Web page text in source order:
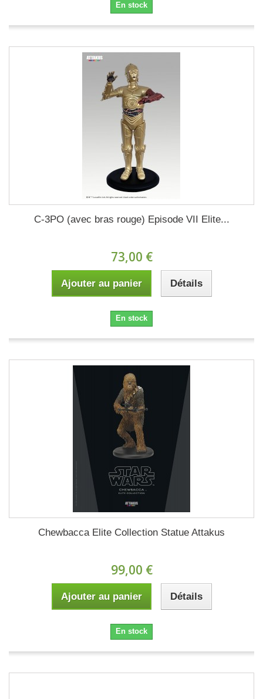
En stock
C-3PO (avec bras rouge) Episode VII Elite...
73,00 €
Ajouter au panier Détails
En stock
Chewbacca Elite Collection Statue Attakus
99,00 €
Ajouter au panier Détails
En stock